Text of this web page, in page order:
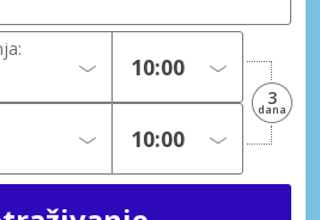
3
dana